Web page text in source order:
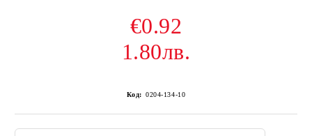
€0.92
1.80лв.
Код: 0204-134-10